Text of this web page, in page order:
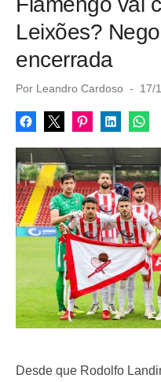
Leixões?
encerrada
Por Leandro Cardoso
P
s
t
d
o
n
17/
Desde que Rodolfo